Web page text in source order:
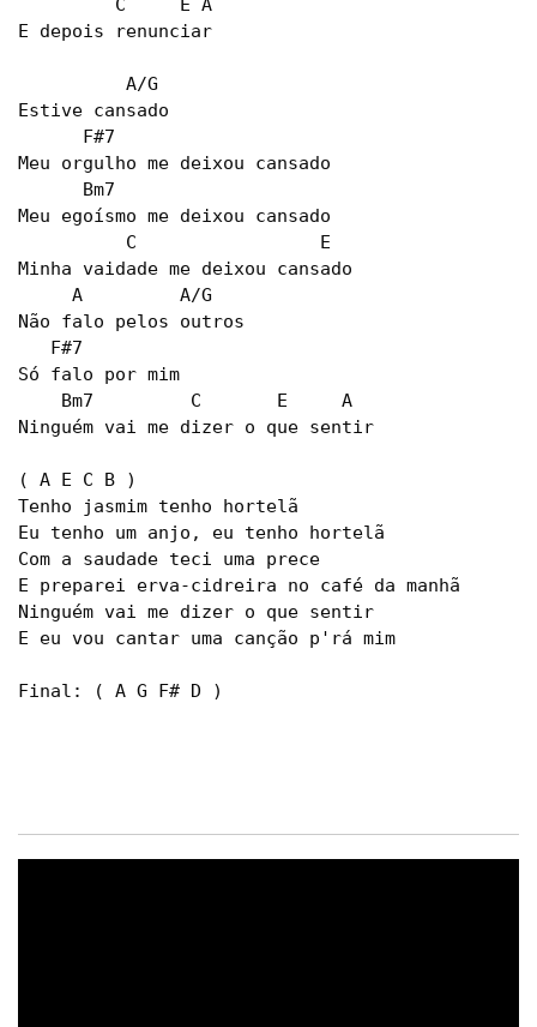
         C     E A
E depois renunciar
          A/G
Estive cansado
      F#7
Meu orgulho me deixou cansado
      Bm7
Meu egoísmo me deixou cansado
          C                 E
Minha vaidade me deixou cansado
     A         A/G
Não falo pelos outros
   F#7
Só falo por mim
    Bm7         C       E     A
Ninguém vai me dizer o que sentir
( A E C B )
Tenho jasmim tenho hortelã
Eu tenho um anjo, eu tenho hortelã
Com a saudade teci uma prece
E preparei erva-cidreira no café da manhã
Ninguém vai me dizer o que sentir
E eu vou cantar uma canção p'rá mim
Final: ( A G F# D )